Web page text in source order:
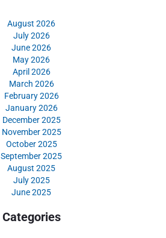
August 2026
July 2026
June 2026
May 2026
April 2026
March 2026
February 2026
January 2026
December 2025
November 2025
October 2025
September 2025
August 2025
July 2025
June 2025
Categories